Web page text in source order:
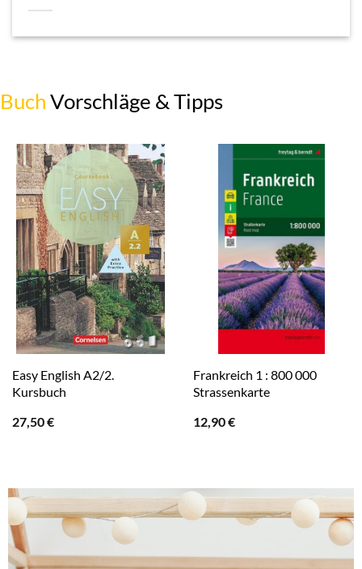
Buch Vorschläge & Tipps
Easy English A2/2.
Kursbuch
27,50€
Frankreich 1 : 800 000
Strassenkarte
12,90€